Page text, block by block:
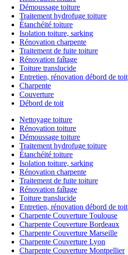
Démoussage toiture
Traitement hydrofuge toiture
Étanchéité toiture
Isolation toiture, sarking
Rénovation charpente
Traitement de fuite toiture
Rénovation faîtage
Toiture translucide
Entretien, rénovation débord de toit
Charpente
Couverture
Débord de toit
Nettoyage toiture
Rénovation toiture
Démoussage toiture
Traitement hydrofuge toiture
Étanchéité toiture
Isolation toiture, sarking
Rénovation charpente
Traitement de fuite toiture
Rénovation faîtage
Toiture translucide
Entretien, rénovation débord de toit
Charpente Couverture Toulouse
Charpente Couverture Bordeaux
Charpente Couverture Marseille
Charpente Couverture Lyon
Charpente Couverture Montpellier